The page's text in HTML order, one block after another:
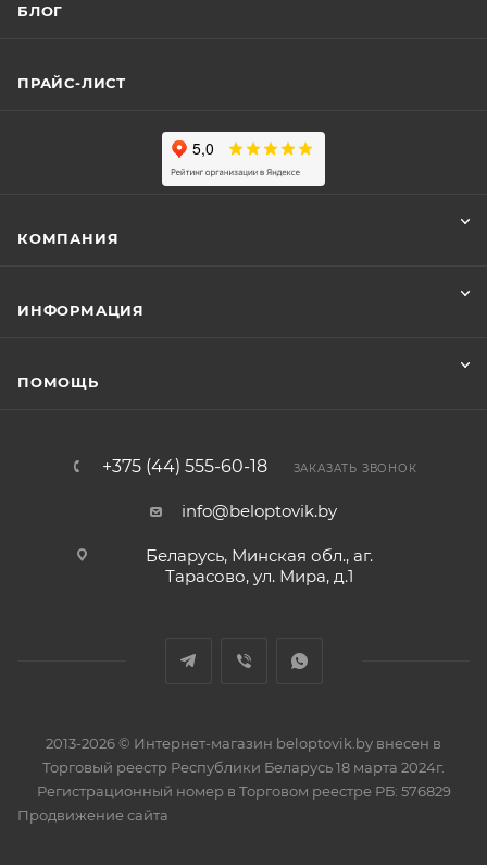
БЛОГ
ПРАЙС-ЛИСТ
КОМПАНИЯ
ИНФОРМАЦИЯ
ПОМОЩЬ
+375 (44) 555-60-18 ЗАКАЗАТЬ ЗВОНОК
info@beloptovik.by
Беларусь, Минская обл., аг.
Тарасово, ул. Мира, д.1
2013-2026 © Интернет-магазин beloptovik.by внесен в
Торговый реестр Республики Беларусь 18 марта 2024г.
Регистрационный номер в Торговом реестре РБ: 576829
Продвижение сайта